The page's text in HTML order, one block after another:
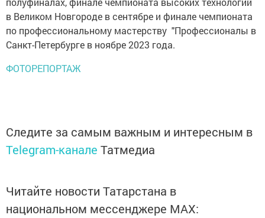
в Великом Новгороде в сентябре и финале чемпионата
по профессиональному мастерству "Профессионалы в
Санкт-Петербурге в ноябре 2023 года.
ФОТОРЕПОРТАЖ
Следите за самым важным и интересным в
Telegram-канале Татмедиа
Читайте новости Татарстана в
национальном мессенджере MАХ: